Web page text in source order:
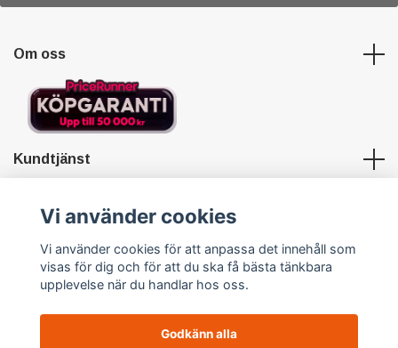
Om oss
Kundtjänst
Länkar
Sociala medier
Vi använder cookies
Vi använder cookies för att anpassa det innehåll som
visas för dig och för att du ska få bästa tänkbara
upplevelse när du handlar hos oss.
Godkänn alla